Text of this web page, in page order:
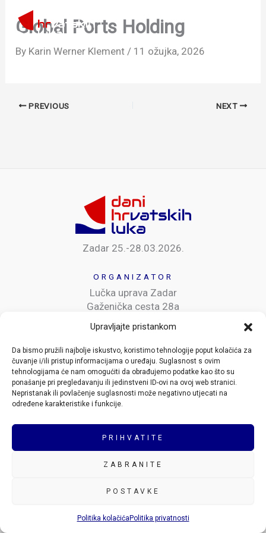
Upravljajte pristankom
Da bismo pružili najbolje iskustvo, koristimo tehnologije poput kolačića za
čuvanje i/ili pristup informacijama o uređaju. Suglasnost s ovim
tehnologijama će nam omogućiti da obrađujemo podatke kao što su
ponašanje pri pregledavanju ili jedinstveni ID-ovi na ovoj web stranici.
Nepristanak ili povlačenje suglasnosti može negativno utjecati na
određene karakteristike i funkcije.
PRIHVATITE
ZABRANITE
POSTAVKE
Politika kolačića Politika privatnosti
contentGlobal Ports Holding
By Karin Werner Klement / 11 ožujka, 2026
PREVIOUS NEXT
Zadar 25.-28.03.2026.
ORGANIZATOR
Lučka uprava Zadar
Gaženička cesta 28a
23000 Zadar
MJESTO ODRŽAVANJA
Hotel Hyatt Regency*****
Obala kneza Trpimira 7
23000 Zadar
info@danihrluka.eu
Copyright © 2026 Dani hrvatskih luka |